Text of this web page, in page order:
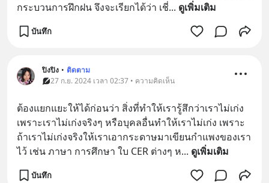
กระบวนการฝึกฝน จึงจะเรียกได้ว่า เชี่... ดูเพิ่มเติม
บันทึก
ปิงปิง • ติดตาม
27 ก.ย. 2024 เวลา 02:37 • ความคิดเห็น
ต้องแยกแยะให้ได้ก่อนว่า สิ่งที่ทำให้เรารู้สึกว่าเราไม่เก่ง
เพราะเราไม่เก่งจริงๆ หรือบุคลอื่นทำให้เราไม่เก่ง เพราะ
ถ้าเราไม่เก่งจริงให้เราเอากระดาษมาเขียนกำแพงของเรา
ไว้ เช่น ภาษา การศึกษา ใบ CER ต่างๆ ห... ดูเพิ่มเติม
บันทึก